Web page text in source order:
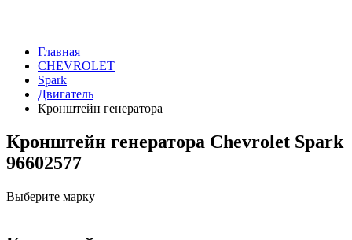
Главная
CHEVROLET
Spark
Двигатель
Кронштейн генератора
Кронштейн генератора Chevrolet Spark
96602577
Выберите марку